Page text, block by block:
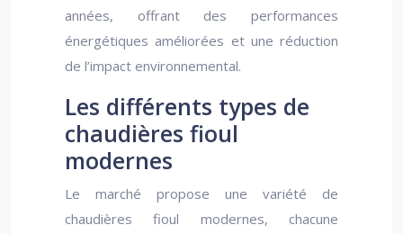
années, offrant des performances
énergétiques améliorées et une réduction
de l’impact environnemental.
Les différents types de
chaudières fioul
modernes
Le marché propose une variété de
chaudières fioul modernes, chacune